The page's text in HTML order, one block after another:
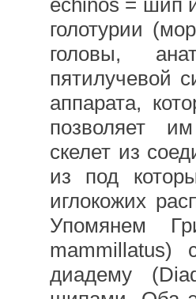
echinos = шип
голотурии
головы,
пятилучевой
аппарата,
позволяет
скелет из
из под
иглокожих
Упомянем
диадему